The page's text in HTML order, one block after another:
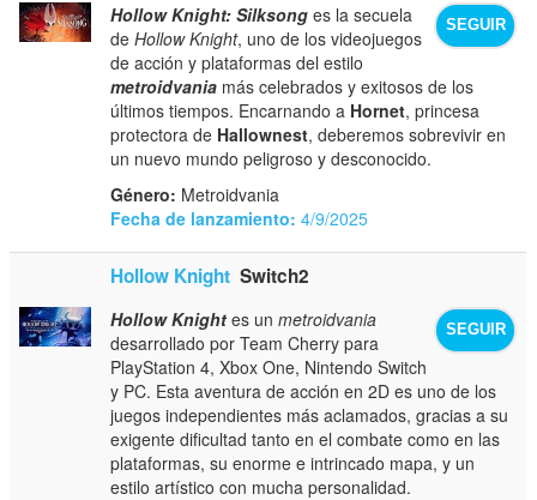
SEGUIR
Hollow Knight: Silksong es la secuela
deHollow Knight, uno de los videojuegos
de acción y plataformas del estilo
metroidvania más celebrados y exitosos de los
últimos tiempos. Encarnando a Hornet, princesa
protectora de Hallownest, deberemos sobrevivir en
un nuevo mundo peligroso y desconocido.
Género: Metroidvania
Fecha de lanzamiento: 4/9/2025
Hollow Knight Switch2
SEGUIR
Hollow Knight es unmetroidvania
desarrollado por Team Cherry para
PlayStation 4, Xbox One, Nintendo Switch
y PC. Esta aventura de acción en 2D es uno de los
juegos independientes más aclamados, gracias a su
exigente dificultad tanto en el combate como en las
plataformas, su enorme e intrincado mapa, y un
estilo artístico con mucha personalidad.